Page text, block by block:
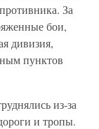
За
бои,
дивизия,
пунктов
из-за
и тропы.